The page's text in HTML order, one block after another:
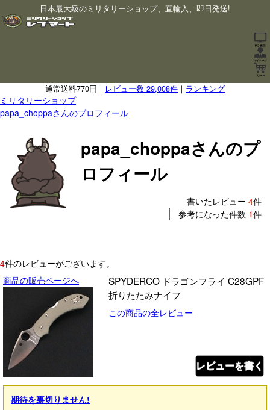
日本最大級のミリタリーショップ、直輸入、即日発送!
通常送料770円｜ レビュー数 29,008件 ｜ ランキング
ミリタリーショップ
papa_choppaさんのプロフィール
papa_choppaさんのプ
ロフィール
書いたレビュー 4件
参考になった件数 1件
4件のレビューがございます。
商品の販売ページへ
SPYDERCO ドラゴンフライ C28GPF
折りたたみナイフ
この商品の全レビュー
レビューを書く
期待を裏切りません!